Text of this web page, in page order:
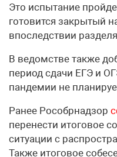
Это испытание
готовится закрытый
впоследствии
В ведомстве также
период сдачи ЕГЭ и
пандемии не
Ранее Рособрнадзор
перенести итоговое
ситуации с
Также итоговое